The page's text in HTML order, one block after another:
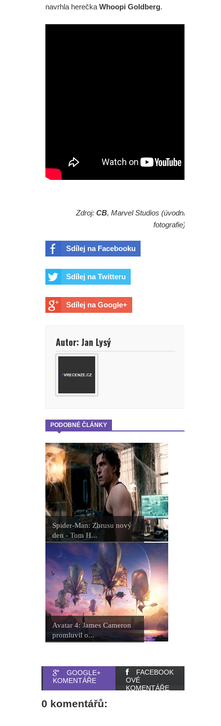
prohlásil šéf Sony v reakci na
to vypadá s budoucností postavy,
kterou ztvárnila Sadie Sink?
mohl být Dave Bautista.
Přeobsazovat se ale bude i další
Marvel prý chce omezovat
Marvel zrušil oceňovaný seriál
Budoucnost Scorpiona zní hodně
zajímavě
navrhla herečka Whoopi Goldberg.
Zdroj: CB, Marvel Studios (úvodní
fotografie)
Sdílej na Facebooku
Sdílej na Twitteru
Sdílej na Google+
Autor: Jan Lysý
PODOBNÉ ČLÁNKY
Spider-Man: Zbrusu nový
den - Tom H...
Avatar 4: James Cameron
promluvil o...
GOOGLE+
KOMENTÁŘE
FACEBOOK
OVÉ
KOMENTÁŘE
0 komentářů: